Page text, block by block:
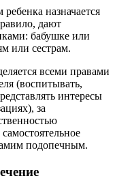
назначается
дают
бабушке или
или сестрам.
всеми правами
(воспитывать,
интересы
за
подопечным.